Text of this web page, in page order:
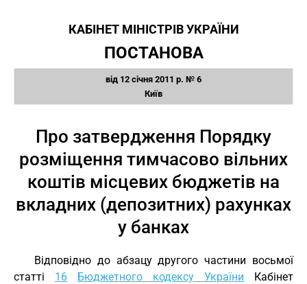
КАБІНЕТ МІНІСТРІВ УКРАЇНИ
ПОСТАНОВА
від 12 січня 2011 р. № 6
Київ
Про затвердження Порядку
розміщення тимчасово вільних
коштів місцевих бюджетів на
вкладних (депозитних) рахунках
у банках
Відповідно до абзацу другого частини восьмої
статті 16 Бюджетного кодексу України Кабінет